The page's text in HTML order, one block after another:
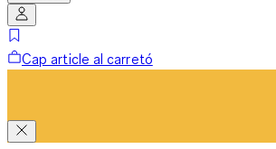
Cap article al carretó